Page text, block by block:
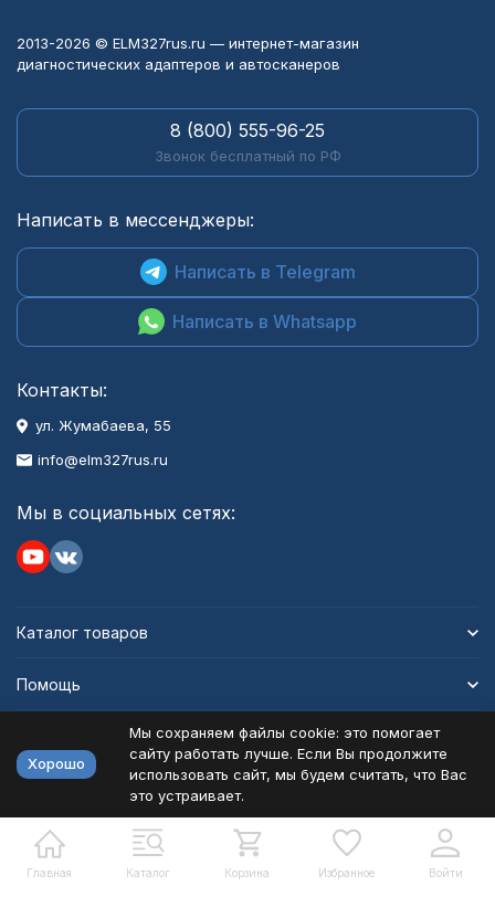
Главная Каталог Корзина Избранное Войти
2013-2026 © ELM327rus.ru — интернет-магазин
диагностических адаптеров и автосканеров
8 (800) 555-96-25
Звонок бесплатный по РФ
Написать в мессенджеры:
Написать в Telegram
Написать в Whatsapp
Контакты:
ул. Жумабаева, 55
info@elm327rus.ru
Мы в социальных сетях:
Каталог товаров
Помощь
Политика персональных данных
Разработано в bodysite.ru
Хорошо
Мы сохраняем файлы cookie: это помогает
сайту работать лучше. Если Вы продолжите
использовать сайт, мы будем считать, что Вас
это устраивает.